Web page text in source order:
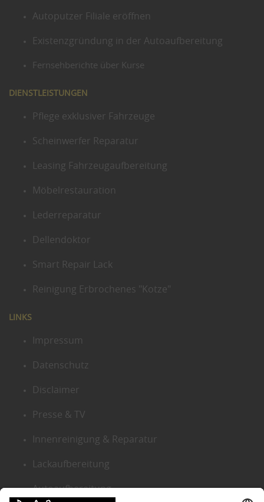
Autoputzer Filiale eröffnen
Existenzgründung in der Autoaufbereitung
Fernsehberichte über Kurse
DIENSTLEISTUNGEN
Pflege exklusiver Fahrzeuge
Scheinwerfer Reparatur
Leasing Fahrzeugaufbereitung
Möbelrestauration
Lederreparatur
Dellendoktor
Smart Repair Lack
Reinigung Erbrochenes "Kotze"
LINKS
Impressum
Datenschutz
Disclaimer
Presse & TV
Innenreinigung & Reparatur
Lackaufbereitung
Autoaufbereitung